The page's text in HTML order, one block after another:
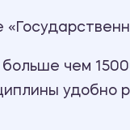
чем
удобно